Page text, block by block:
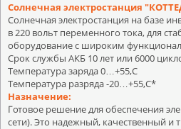
Солнечная электростанция
Солнечная электростанция на базе
в 220 вольт переменного тока, для
оборудование с широким
Срок службы АКБ 10 лет или 6000
Температура заряда 0…+55,С
Температура разряда -20…+55,С*
Назначение:
Готовое решение для обеспечения
сети). Это надежный, качественный и